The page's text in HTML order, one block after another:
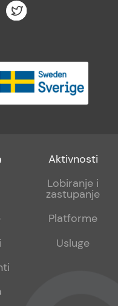
Footer
sub
Aktivnosti
Lobiranje i
zastupanje
Platforme
Usluge